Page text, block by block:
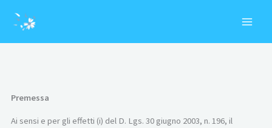
contenuto
Premessa
Ai sensi e per gli effetti (i) del D. Lgs. 30 giugno 2003, n. 196, il